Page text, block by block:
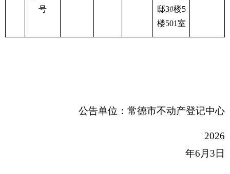
号
邸3#楼5
楼501室
公告单位：常德市不动产登记中心
2026
年6月3日